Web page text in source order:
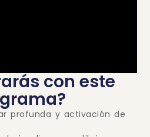
con este
profunda y activación de